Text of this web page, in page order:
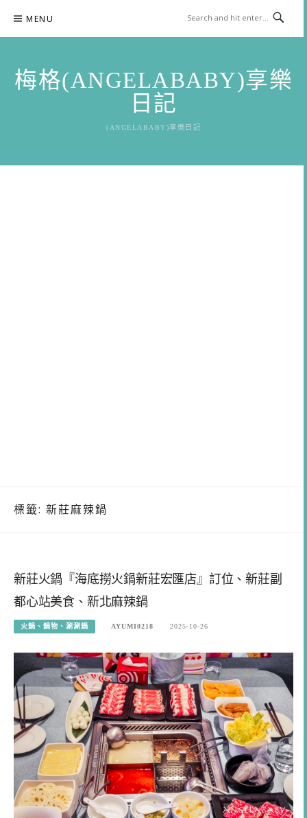
content
MENU
梅格(ANGELABABY)享樂
日記
(ANGELABABY)享樂日記
標籤: 新莊麻辣鍋
新莊火鍋『海底撈火鍋新莊宏匯店』訂位、新莊副
都心站美食、新北麻辣鍋
火鍋、鍋物、涮涮鍋 AYUMI0218 2025-10-26